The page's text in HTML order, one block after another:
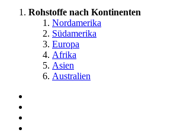
Rohstoffe nach Kontinenten
Nordamerika
Südamerika
Europa
Afrika
Asien
Australien